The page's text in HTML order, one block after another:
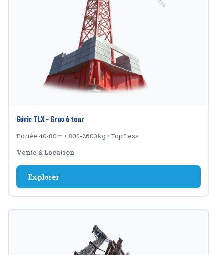
Série TLX - Grue à tour
Portée 40-80m • 800-2600kg • Top Less
Vente & Location
Explorer